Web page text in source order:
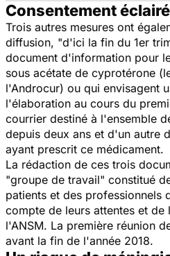
Consentement éclairé
Trois autres mesures ont
diffusion, "d'ici la fin du 1er
document d'information pour
sous acétate de cyprotérone
l'Androcur) ou qui envisagent
l'élaboration au cours du
courrier destiné à l'ensemble
depuis deux ans et d'un autre
ayant prescrit ce médicament.
La rédaction de ces trois
"groupe de travail" constitué
patients et des professionnels
compte de leurs attentes et de
l'ANSM. La première réunion
avant la fin de l'année 2018.